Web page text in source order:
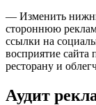
— Изменить
стороннюю
ссылки на
восприятие сайта
ресторану и
Аудит